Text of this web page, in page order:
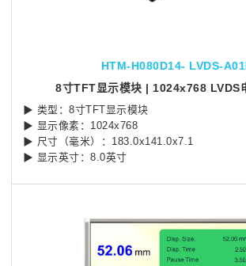
HTM-H080D14- LVDS-
8寸TFT显示模块 | 1024x768 LVDS
▶ 类型：8寸TFT显示模块
▶ 显示像素：1024x768
▶ 尺寸（毫米）：183.0x141.0x7.1
▶ 显示英寸：8.0英寸